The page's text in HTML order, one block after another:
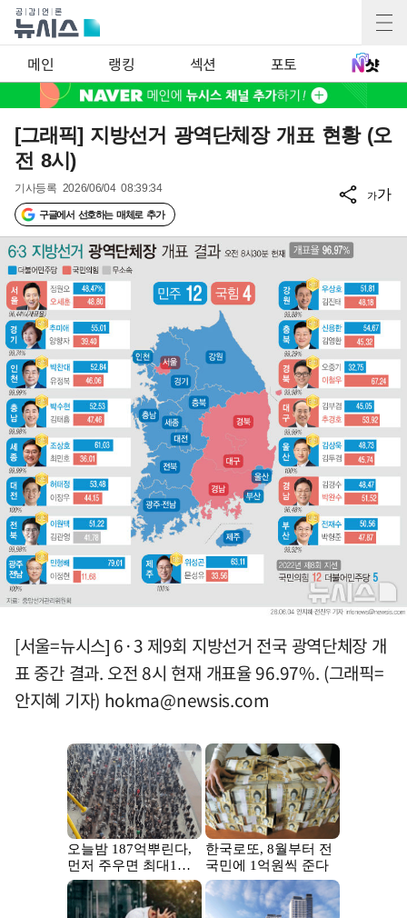
메인 랭킹 섹션 포토
[그래픽] 지방선거 광역단체장 개표 현황 (오
전 8시)
기사등록 2026/06/04 08:39:34
구글에서 선호하는 매체로 추가
가가
[서울=뉴시스] 6·3 제9회 지방선거 전국 광역단체장 개
표 중간 결과. 오전 8시 현재 개표율 96.97%. (그래픽=
안지혜 기자) hokma@newsis.com